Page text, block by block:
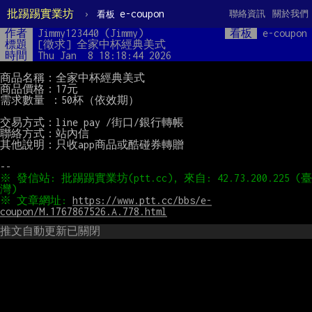
批踢踢實業坊 › 看板 e-coupon 關於我們
聯絡資訊
作者 Jimmy123440 (Jimmy) 看板
e-coupon
標題
[徵求] 全家中杯經典美式
時間
Thu Jan  8 18:18:44 2026
商品名稱：全家中杯經典美式
商品價格：17元
需求數量 ：50杯（依效期）
交易方式：line pay /街口/銀行轉帳
聯絡方式：站內信
其他說明：只收app商品或酷碰券轉贈
※ 發信站: 批踢踢實業坊(ptt.cc), 來自: 42.73.200.225 (臺
※ 文章網址: https://www.ptt.cc/bbs/e-
coupon/M.1767867526.A.778.html
推文自動更新已關閉